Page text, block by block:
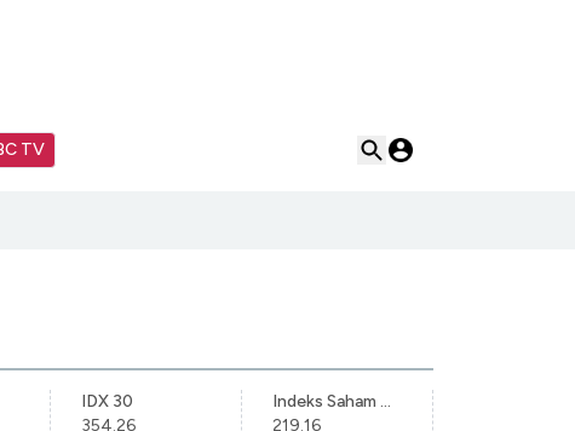
TV
IDX 30
354.26
Indeks Saham Syariah Indonesia
219.16